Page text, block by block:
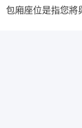
包廂座位是指您將